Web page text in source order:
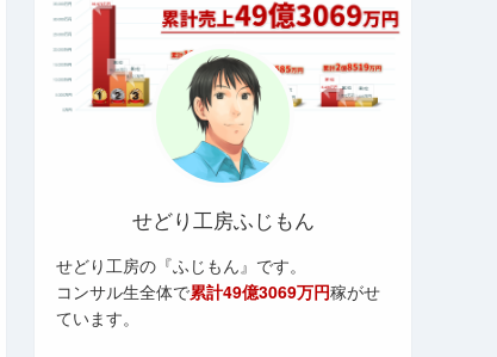
せどり工房ふじもん
せどり工房の『ふじもん』です。
コンサル生全体で累計49億3069万円稼がせ
ています。